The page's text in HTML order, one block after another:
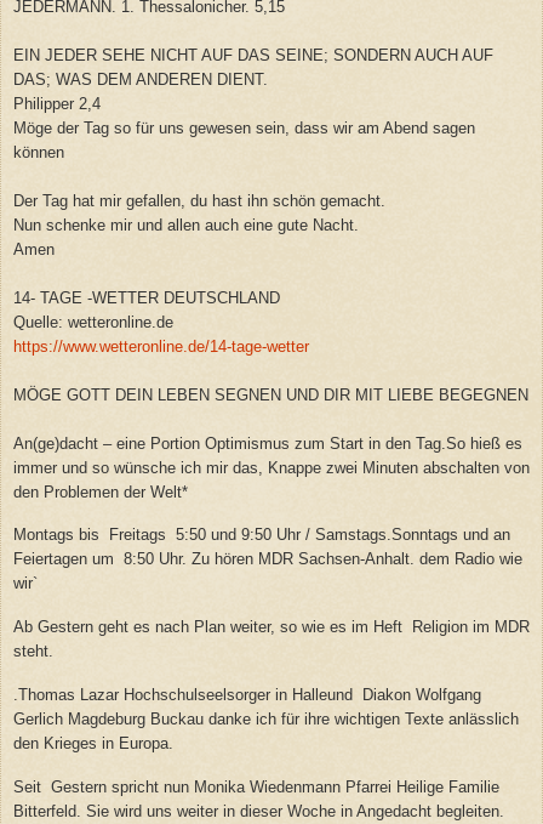
JEDERMANN. 1. Thessalonicher. 5,15
EIN JEDER SEHE NICHT AUF DAS SEINE; SONDERN AUCH AUF
DAS; WAS DEM ANDEREN DIENT.
Philipper 2,4
Möge der Tag so für uns gewesen sein, dass wir am Abend sagen
können
Der Tag hat mir gefallen, du hast ihn schön gemacht.
Nun schenke mir und allen auch eine gute Nacht.
Amen
14- TAGE -WETTER DEUTSCHLAND
Quelle: wetteronline.de
https://www.wetteronline.de/14-tage-wetter
MÖGE GOTT DEIN LEBEN SEGNEN UND DIR MIT LIEBE BEGEGNEN
An(ge)dacht – eine Portion Optimismus zum Start in den Tag.So hieß es
immer und so wünsche ich mir das, Knappe zwei Minuten abschalten von
den Problemen der Welt*
Montags bis Freitags 5:50 und 9:50 Uhr / Samstags.Sonntags und an
Feiertagen um 8:50 Uhr. Zu hören MDR Sachsen-Anhalt. dem Radio wie
wir`
Ab Gestern geht es nach Plan weiter, so wie es im Heft Religion im MDR
steht.
.Thomas Lazar Hochschulseelsorger in Halleund
Diakon Wolfgang
Gerlich Magdeburg Buckau danke ich für ihre wichtigen Texte anlässlich
den Krieges in Europa.
Seit Gestern spricht nun Monika Wiedenmann Pfarrei Heilige Familie
Bitterfeld. Sie wird uns weiter in dieser Woche in Angedacht begleiten.